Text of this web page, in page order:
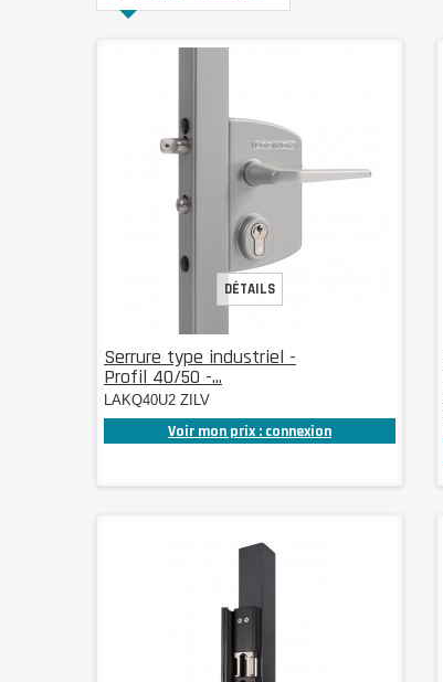
Serrure type industriel -
Profil 40/50 -...
LAKQ40U2 ZILV
Voir mon prix : connexion
DÉTAILS